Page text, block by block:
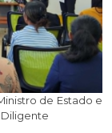
de Estado e